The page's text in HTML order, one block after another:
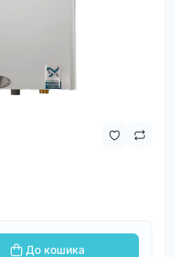
До кошика